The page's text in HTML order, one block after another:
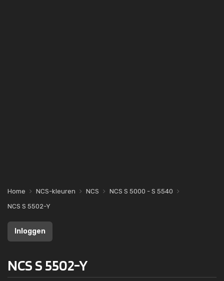
Home NCS-kleuren NCS
NCS S 5000 - S 5540
NCS S 5502-Y
Inloggen
NCS S 5502-Y